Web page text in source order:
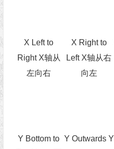
X Left to
Right X轴从
左向右
X Right to
Left X轴从右
向左
Y Bottom to Y Outwards Y